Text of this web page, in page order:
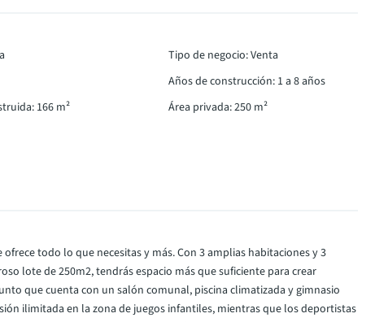
Tipo de negocio:Venta
Años de construcción: 1 a 8 años
: 166 m² Área privada:250 m²
todo lo que necesitas y más. Con 3 amplias habitaciones y 3
lote de 250m2, tendrás espacio más que suficiente para crear
que cuenta con un salón comunal, piscina climatizada y gimnasio
ilimitada en la zona de juegos infantiles, mientras que los deportistas